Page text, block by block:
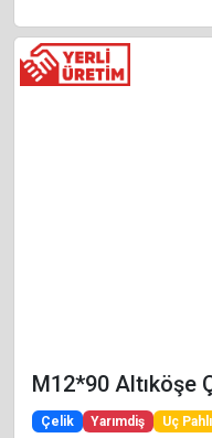
M12*90 Altıköşe
Çelik Yarımdiş Uç Pahlı